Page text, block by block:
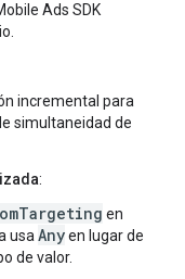
Ads SDK
incremental para
simultaneidad de
:
en
usa Anyen lugar de
de valor.